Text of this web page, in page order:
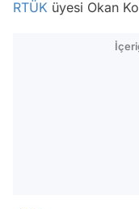
RTÜK üyesi Okan